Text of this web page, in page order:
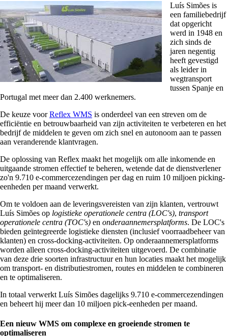
Luís Simões is
een familiebedrijf
dat opgericht
werd in 1948 en
zich sinds de
jaren negentig
heeft gevestigd
als leider in
wegtransport
tussen Spanje en
Portugal met meer dan 2.400 werknemers.
De keuze voorReflex WMS is onderdeel van een streven om de
efficiëntie en betrouwbaarheid van zijn activiteiten te verbeteren en het
bedrijf de middelen te geven om zich snel en autonoom aan te passen
aan veranderende klantvragen.
De oplossing van Reflex maakt het mogelijk om alle inkomende en
uitgaande stromen effectief te beheren, wetende dat de dienstverlener
zo'n 9.710 e-commercezendingen per dag en ruim 10 miljoen picking-
eenheden per maand verwerkt.
Om te voldoen aan de leveringsvereisten van zijn klanten, vertrouwt
Luís Simões op logistieke operationele centra (LOC's), transport
operationele centra (TOC's) en onderaannemersplatforms. De LOC's
bieden geïntegreerde logistieke diensten (inclusief voorraadbeheer van
klanten) en cross-docking-activiteiten. Op onderaannemersplatforms
worden alleen cross-docking-activiteiten uitgevoerd. De combinatie
van deze drie soorten infrastructuur en hun locaties maakt het mogelijk
om transport- en distributiestromen, routes en middelen te combineren
en te optimaliseren.
In totaal verwerkt Luís Simões dagelijks 9.710 e-commercezendingen
en beheert hij meer dan 10 miljoen pick-eenheden per maand.
Een nieuw WMS om complexe en groeiende stromen te
optimaliseren